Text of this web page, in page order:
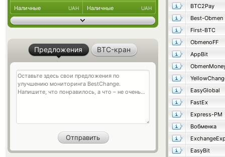
BTC2Pay
Best-Obmen
First-BTC
ObmenoFF
AppBit
EasyGlobal
FastEx
Express-PM
Вобменка
EasyBit
Наличные UAH Наличные UAH
Предложения BTC-кран